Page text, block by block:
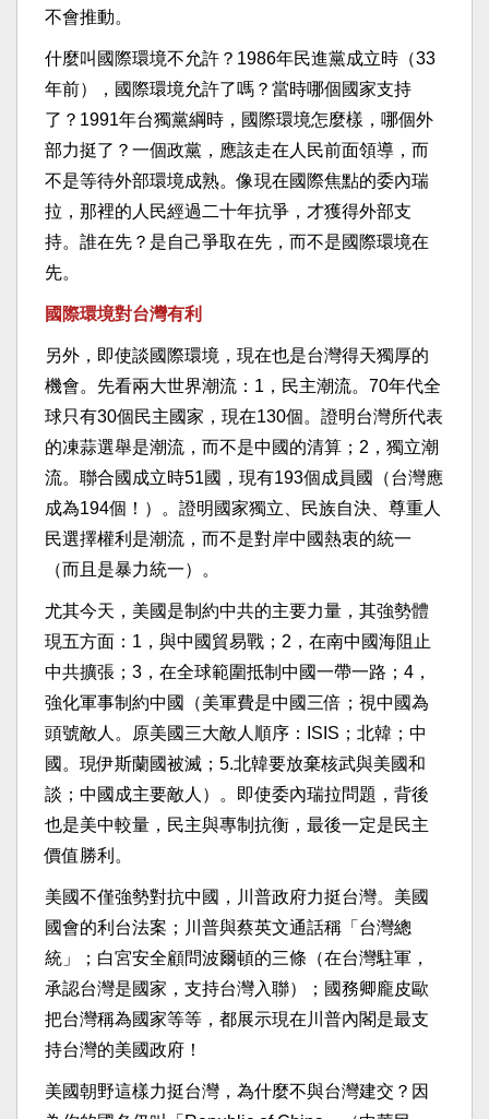
不會推動。
什麼叫國際環境不允許？1986年民進黨成立時（33
年前），國際環境允許了嗎？當時哪個國家支持
了？1991年台獨黨綱時，國際環境怎麼樣，哪個外
部力挺了？一個政黨，應該走在人民前面領導，而
不是等待外部環境成熟。像現在國際焦點的委內瑞
拉，那裡的人民經過二十年抗爭，才獲得外部支
持。誰在先？是自己爭取在先，而不是國際環境在
先。
國際環境對台灣有利
另外，即使談國際環境，現在也是台灣得天獨厚的
機會。先看兩大世界潮流：1，民主潮流。70年代全
球只有30個民主國家，現在130個。證明台灣所代表
的凍蒜選舉是潮流，而不是中國的清算；2，獨立潮
流。聯合國成立時51國，現有193個成員國（台灣應
成為194個！）。證明國家獨立、民族自決、尊重人
民選擇權利是潮流，而不是對岸中國熱衷的統一
（而且是暴力統一）。
尤其今天，美國是制約中共的主要力量，其強勢體
現五方面：1，與中國貿易戰；2，在南中國海阻止
中共擴張；3，在全球範圍抵制中國一帶一路；4，
強化軍事制約中國（美軍費是中國三倍；視中國為
頭號敵人。原美國三大敵人順序：ISIS；北韓；中
國。現伊斯蘭國被滅；5.北韓要放棄核武與美國和
談；中國成主要敵人）。即使委內瑞拉問題，背後
也是美中較量，民主與專制抗衡，最後一定是民主
價值勝利。
美國不僅強勢對抗中國，川普政府力挺台灣。美國
國會的利台法案；川普與蔡英文通話稱「台灣總
統」；白宮安全顧問波爾頓的三條（在台灣駐軍，
承認台灣是國家，支持台灣入聯）；國務卿龐皮歐
把台灣稱為國家等等，都展示現在川普內閣是最支
持台灣的美國政府！
美國朝野這樣力挺台灣，為什麼不與台灣建交？因